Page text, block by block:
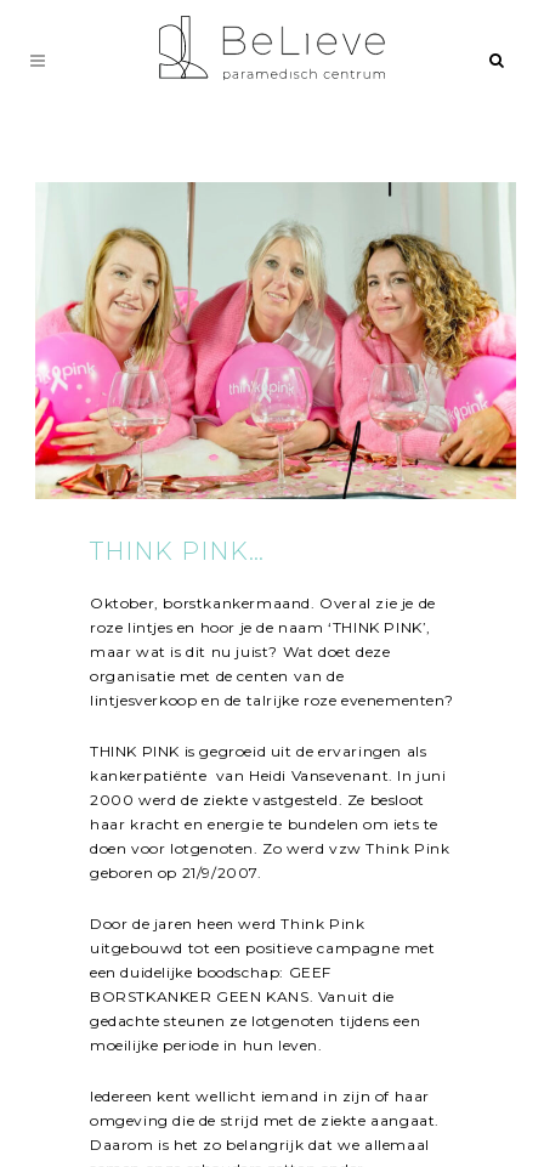
THINK PINK…
Oktober, borstkankermaand. Overal zie je de
roze lintjes en hoor je de naam ‘THINK PINK’,
maar wat is dit nu juist? Wat doet deze
organisatie met de centen van de
lintjesverkoop en de talrijke roze evenementen?
THINK PINK is gegroeid uit de ervaringen als
kankerpatiënte van Heidi Vansevenant. In juni
2000 werd de ziekte vastgesteld. Ze besloot
haar kracht en energie te bundelen om iets te
doen voor lotgenoten. Zo werd vzw Think Pink
geboren op 21/9/2007.
Door de jaren heen werd Think Pink
uitgebouwd tot een positieve campagne met
een duidelijke boodschap: GEEF
BORSTKANKER GEEN KANS. Vanuit die
gedachte steunen ze lotgenoten tijdens een
moeilijke periode in hun leven.
Iedereen kent wellicht iemand in zijn of haar
omgeving die de strijd met de ziekte aangaat.
Daarom is het zo belangrijk dat we allemaal